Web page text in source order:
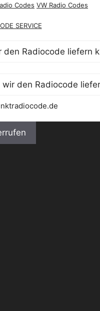
Codes VW Radio Codes
SERVICE